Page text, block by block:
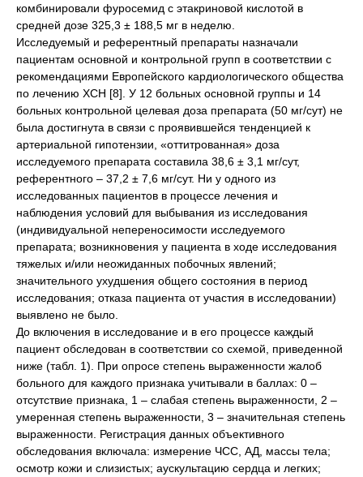
комбинировали фуросемид с этакриновой кислотой в
средней дозе 325,3 ± 188,5 мг в неделю.
Исследуемый и референтный препараты назначали
пациентам основной и контрольной групп в соответствии с
рекомендациями Европейского кардиологического общества
по лечению ХСН [8]. У 12 больных основной группы и 14
больных контрольной целевая доза препарата (50 мг/сут) не
была достигнута в связи с проявившейся тенденцией к
артериальной гипотензии, «оттитрованная» доза
исследуемого препарата составила 38,6 ± 3,1 мг/сут,
референтного – 37,2 ± 7,6 мг/сут. Ни у одного из
исследованных пациентов в процессе лечения и
наблюдения условий для выбывания из исследования
(индивидуальной непереносимости исследуемого
препарата; возникновения у пациента в ходе исследования
тяжелых и/или неожиданных побочных явлений;
значительного ухудшения общего состояния в период
исследования; отказа пациента от участия в исследовании)
выявлено не было.
До включения в исследование и в его процессе каждый
пациент обследован в соответствии со схемой, приведенной
ниже (табл. 1). При опросе степень выраженности жалоб
больного для каждого признака учитывали в баллах: 0 –
отсутствие признака, 1 – слабая степень выраженности, 2 –
умеренная степень выраженности, 3 – значительная степень
выраженности. Регистрация данных объективного
обследования включала: измерение ЧСС, АД, массы тела;
осмотр кожи и слизистых; аускультацию сердца и легких;